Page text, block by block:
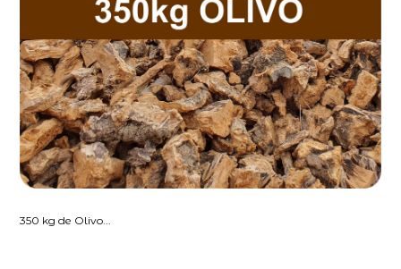
350 kg de Olivo...